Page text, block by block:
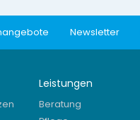
Newsletter
Leistungen
Beratung